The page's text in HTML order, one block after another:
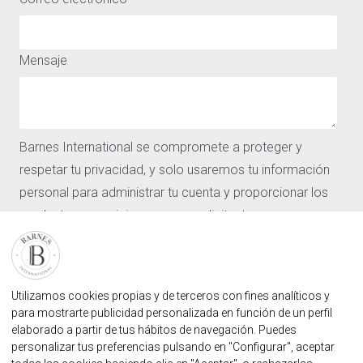
Mensaje
Barnes International se compromete a proteger y
respetar tu privacidad, y solo usaremos tu información
personal para administrar tu cuenta y proporcionar los
productos y servicios que nos solicitaste.
Acepto recibir otras comunicaciones de Barnes
International.
Al hacer clic en Enviar, aceptas que Barnes International
almacene y procese la información personal
suministrada arriba para proporcionarte el contenido
solicitado.
Alquiler
Noticias
CONTÁCTENOS
Nuestras agencias
Solicitar valoracion
Inicio de sesión de usuario
FAQ
ENCUENTRE NUESTRA AGENCIA
AGENCIA INMOBILIARIA BARNES MARBELLA
MARBELLA@BARNES-INTERNATIONAL.COM
+34 614 25 01 89
Utilizamos cookies propias y de terceros con fines analíticos y
para mostrarte publicidad personalizada en función de un perfil
elaborado a partir de tus hábitos de navegación. Puedes
personalizar tus preferencias pulsando en "Configurar", aceptar